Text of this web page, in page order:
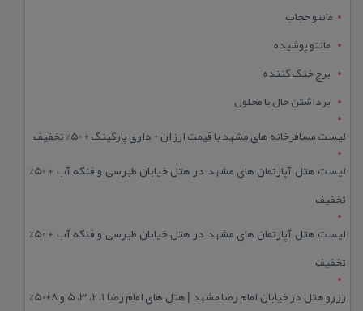
مانتو حجاب
مانتو پوشیده
برج خنک کننده
برداشتن خال با محلول
لیست مسافرخانه های مشهد با قیمت ارزان + داری پارکینگ + 50% تخفیف
لیست هتل آپارتمان های مشهد در هتل خیابان طبرسی و فلکه آب + 50%
تخفیف
لیست هتل آپارتمان های مشهد در هتل خیابان طبرسی و فلکه آب + 50%
تخفیف
رزرو هتل در خیابان امام رضا مشهد | هتل‌ های امام رضا 1، 2، 3، 5 و 8+50%